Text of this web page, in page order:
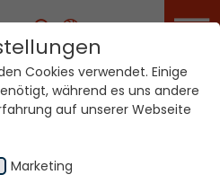
Karriere
Unsere
Cookies verwendet. Einige
während es uns andere
auf unserer Webseite
Marketing